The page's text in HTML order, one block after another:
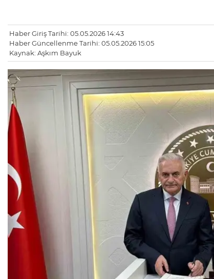
Haber Giriş Tarihi: 05.05.2026 14:43
Haber Güncellenme Tarihi: 05.05.2026 15:05
Kaynak: Aşkım Bayuk